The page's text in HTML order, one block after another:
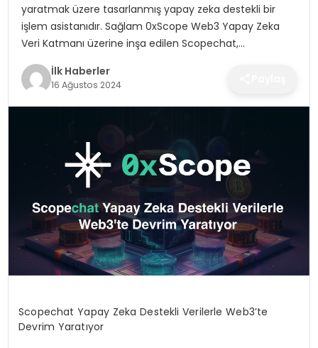
TEKNOLOJI
YAŞAM
yaratmak üzere tasarlanmış yapay zeka destekli bir
işlem asistanıdır. Sağlam 0xScope Web3 Yapay Zeka
Veri Katmanı üzerine inşa edilen Scopechat,…
İlk Haberler
16 Ağustos 2024
Scopechat Yapay Zeka Destekli Verilerle Web3’te
Devrim Yaratıyor